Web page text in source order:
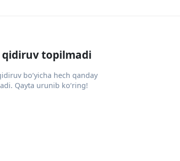
topilmadi
bo‘yicha hech qanday
Qayta urunib ko‘ring!